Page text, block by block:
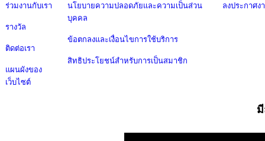
ร่วมงานกับเรา
รางวัล
ติดต่อเรา
แผนผังของ
เว็บไซต์
นโยบายความปลอดภัยและความเป็นส่วน
บุคคล
ข้อตกลงและเงื่อนไขการใช้บริการ
สิทธิประโยชน์สำหรับการเป็นสมาชิก
ลงประกาศง